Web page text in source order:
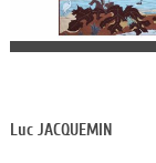
Luc JACQUEMIN